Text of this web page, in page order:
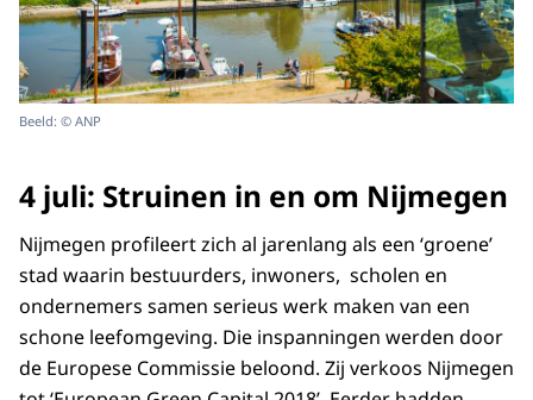
Beeld: © ANP
4 juli: Struinen in en om Nijmegen
Nijmegen profileert zich al jarenlang als een ‘groene’
stad waarin bestuurders, inwoners, scholen en
ondernemers samen serieus werk maken van een
schone leefomgeving. Die inspanningen werden door
de Europese Commissie beloond. Zij verkoos Nijmegen